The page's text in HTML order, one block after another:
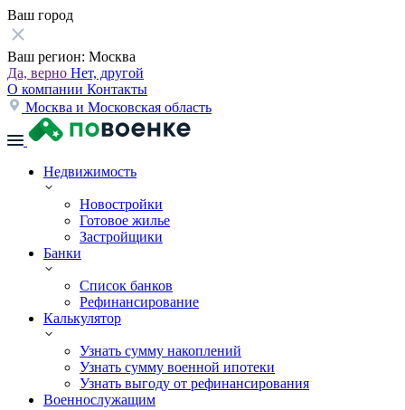
Ваш город
Ваш регион: Москва
Да, верно Нет, другой
О компании Контакты
Москва и Московская область
Недвижимость
Новостройки
Готовое жилье
Застройщики
Банки
Список банков
Рефинансирование
Калькулятор
Узнать сумму накоплений
Узнать сумму военной ипотеки
Узнать выгоду от рефинансирования
Военнослужащим